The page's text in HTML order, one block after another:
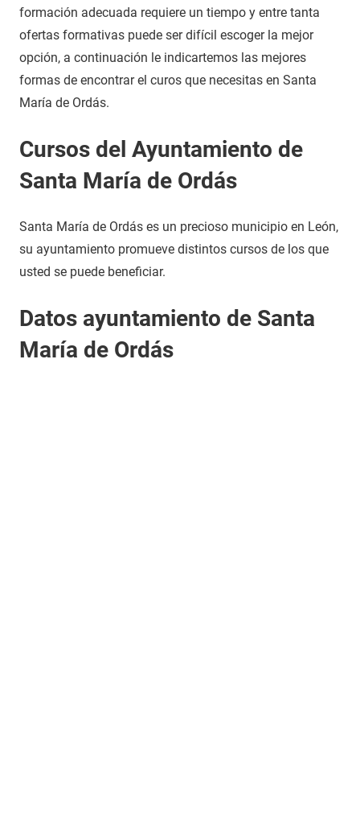
formación adecuada requiere un tiempo y entre tanta
ofertas formativas puede ser difícil escoger la mejor
opción, a continuación le indicartemos las mejores
formas de encontrar el curos que necesitas en Santa
María de Ordás.
Cursos del Ayuntamiento de
Santa María de Ordás
Santa María de Ordás es un precioso municipio en León,
su ayuntamiento promueve distintos cursos de los que
usted se puede beneficiar.
Datos ayuntamiento de Santa
María de Ordás